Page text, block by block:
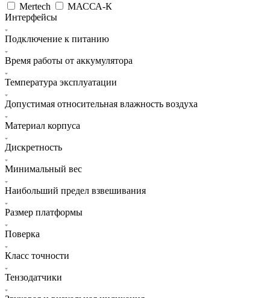
Mertech
МАССА-К
Интерфейсы
Подключение к питанию
Время работы от аккумулятора
Температура эксплуатации
Допустимая относительная влажность воздуха
Материал корпуса
Дискретность
Минимальный вес
Наибольший предел взвешивания
Размер платформы
Поверка
Класс точности
Тензодатчики